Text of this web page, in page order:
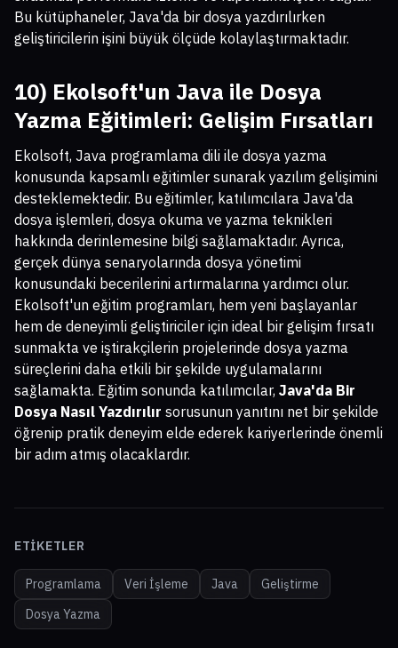
Bu kütüphaneler, Java'da bir dosya yazdırılırken
geliştiricilerin işini büyük ölçüde kolaylaştırmaktadır.
10) Ekolsoft'un Java ile Dosya
Yazma Eğitimleri: Gelişim Fırsatları
Ekolsoft, Java programlama dili ile dosya yazma
konusunda kapsamlı eğitimler sunarak yazılım gelişimini
desteklemektedir. Bu eğitimler, katılımcılara Java'da
dosya işlemleri, dosya okuma ve yazma teknikleri
hakkında derinlemesine bilgi sağlamaktadır. Ayrıca,
gerçek dünya senaryolarında dosya yönetimi
konusundaki becerilerini artırmalarına yardımcı olur.
Ekolsoft'un eğitim programları, hem yeni başlayanlar
hem de deneyimli geliştiriciler için ideal bir gelişim fırsatı
sunmakta ve iştirakçilerin projelerinde dosya yazma
süreçlerini daha etkili bir şekilde uygulamalarını
sağlamakta. Eğitim sonunda katılımcılar, Java'da Bir
Dosya Nasıl Yazdırılır sorusunun yanıtını net bir şekilde
öğrenip pratik deneyim elde ederek kariyerlerinde önemli
bir adım atmış olacaklardır.
ETIKETLER
Programlama Veri İşleme Java
Geliştirme
Dosya Yazma